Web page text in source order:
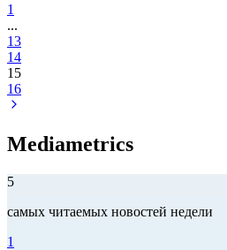
1
...
13
14
15
16
Mediametrics
5
самых читаемых новостей недели
1